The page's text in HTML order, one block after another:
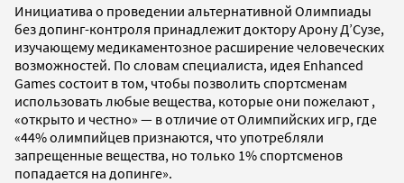
Инициатива о проведении альтернативной Олимпиады
без допинг-контроля принадлежит доктору Арону Д’Сузе,
изучающему медикаментозное расширение человеческих
возможностей. По словам специалиста, идея Enhanced
Games состоит в том, чтобы позволить спортсменам
использовать любые вещества, которые они пожелают ,
«открыто и честно» — в отличие от Олимпийских игр, где
«44% олимпийцев признаются, что употребляли
запрещенные вещества, но только 1% спортсменов
попадается на допинге».